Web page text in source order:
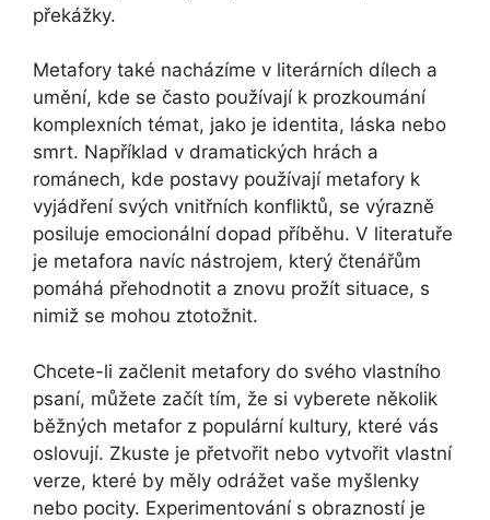
překážky.
Metafory také nacházíme v literárních dílech a
umění, kde se často používají k prozkoumání
komplexních témat, jako je identita, láska nebo
smrt. Například v dramatických hrách a
románech, kde postavy používají metafory k
vyjádření svých vnitřních konfliktů, se výrazně
posiluje emocionální dopad příběhu. V literatuře
je metafora navíc nástrojem, který čtenářům
pomáhá přehodnotit a znovu prožít situace, s
nimiž se mohou ztotožnit.
Chcete-li začlenit metafory do svého vlastního
psaní, můžete začít tím, že si vyberete několik
běžných metafor z populární kultury, které vás
oslovují. Zkuste je přetvořit nebo vytvořit vlastní
verze, které by měly odrážet vaše myšlenky
nebo pocity. Experimentování s obrazností je